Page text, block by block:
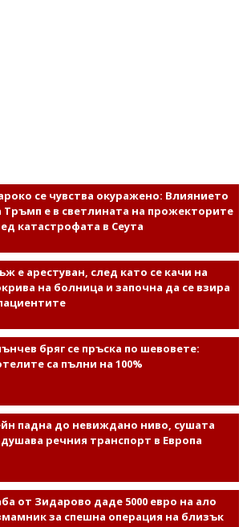
се чувства окуражено: Влиянието
Тръмп е в светлината на прожекторите
катастрофата в Сеута
е арестуван, след като се качи на
на болница и започна да се взира
бряг се пръска по шевовете:
са пълни на 100%
падна до невиждано ниво, сушата
речния транспорт в Европа
от Зидарово даде 5000 евро на ало
за спешна операция на близък